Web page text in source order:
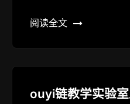
阅读全文
ouyi链教学实验